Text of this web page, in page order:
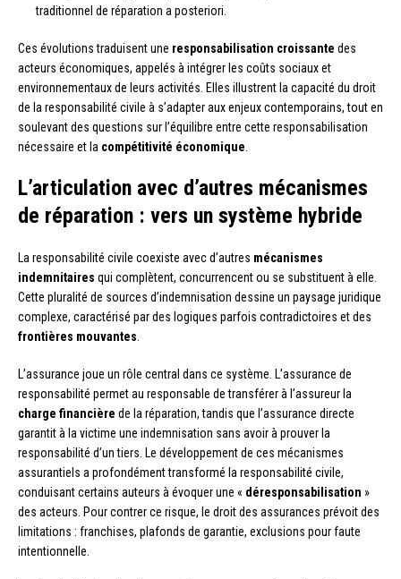
traditionnel de réparation a posteriori.
Ces évolutions traduisent une responsabilisation croissante des
acteurs économiques, appelés à intégrer les coûts sociaux et
environnementaux de leurs activités. Elles illustrent la capacité du droit
de la responsabilité civile à s’adapter aux enjeux contemporains, tout en
soulevant des questions sur l’équilibre entre cette responsabilisation
nécessaire et la compétitivité économique
L’articulation avec d’autres mécanismes
de réparation : vers un système hybride
La responsabilité civile coexiste avec d’autres mécanismes
indemnitaires qui complètent, concurrencent ou se substituent à elle.
Cette pluralité de sources d’indemnisation dessine un paysage juridique
complexe, caractérisé par des logiques parfois contradictoires et des
frontières mouvantes
L’assurance joue un rôle central dans ce système. L’assurance de
responsabilité permet au responsable de transférer à l’assureur la
charge financière de la réparation, tandis que l’assurance directe
garantit à la victime une indemnisation sans avoir à prouver la
responsabilité d’un tiers. Le développement de ces mécanismes
assurantiels a profondément transformé la responsabilité civile,
conduisant certains auteurs à évoquer une « déresponsabilisation »
des acteurs. Pour contrer ce risque, le droit des assurances prévoit des
limitations : franchises, plafonds de garantie, exclusions pour faute
intentionnelle.